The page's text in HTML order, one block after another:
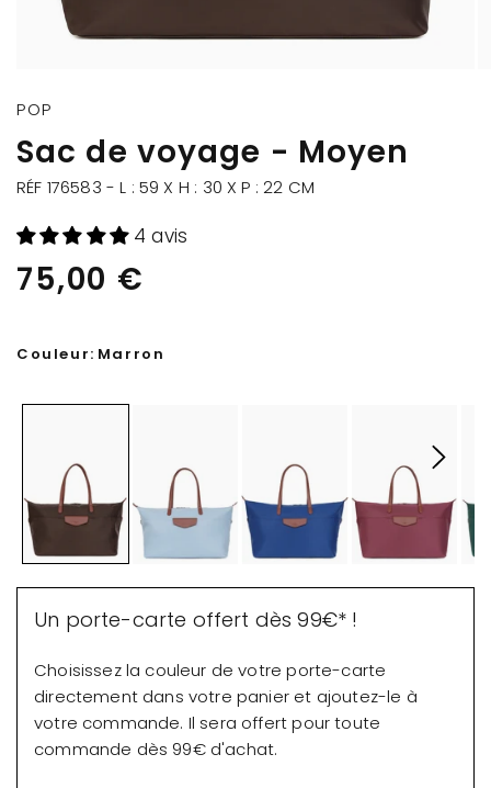
POP
Sac de voyage - Moyen
RÉF 176583 - L : 59 X H : 30 X P : 22 CM
4 avis
75,00 €
Couleur: Marron
Un porte-carte offert dès 99€* !
Choisissez la couleur de votre porte-carte
directement dans votre panier et ajoutez-le à
votre commande. Il sera offert pour toute
commande dès 99€ d'achat.